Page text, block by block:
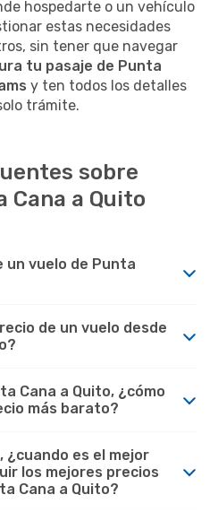
hospedarte o un vehículo
estas necesidades
sin tener que navegar
tu pasaje de Punta
y ten todos los detalles
trámite.
sobre
Cana a Quito
un vuelo de Punta
de un vuelo desde
Cana a Quito, ¿cómo
más barato?
¿cuando es el mejor
los mejores precios
Cana a Quito?